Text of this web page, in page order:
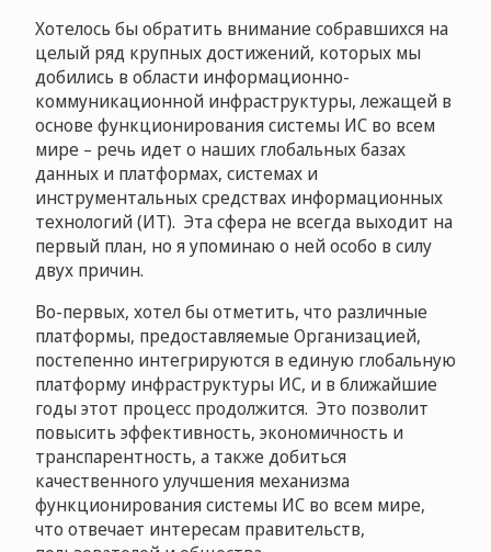
Хотелось бы обратить внимание собравшихся на
целый ряд крупных достижений, которых мы
добились в области информационно-
коммуникационной инфраструктуры, лежащей в
основе функционирования системы ИС во всем
мире – речь идет о наших глобальных базах
данных и платформах, системах и
инструментальных средствах информационных
технологий (ИТ). Эта сфера не всегда выходит на
первый план, но я упоминаю о ней особо в силу
двух причин.
Во-первых, хотел бы отметить, что различные
платформы, предоставляемые Организацией,
постепенно интегрируются в единую глобальную
платформу инфраструктуры ИС, и в ближайшие
годы этот процесс продолжится. Это позволит
повысить эффективность, экономичность и
транспарентность, а также добиться
качественного улучшения механизма
функционирования системы ИС во всем мире,
что отвечает интересам правительств,